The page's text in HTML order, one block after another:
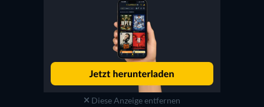
Diese Anzeige entfernen